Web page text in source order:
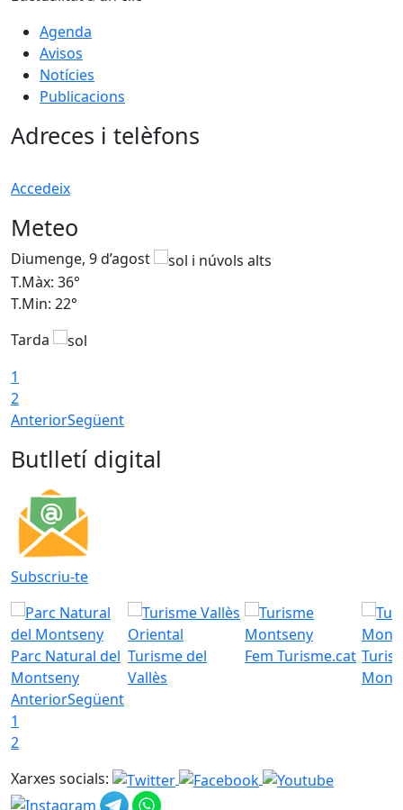
Agenda
Avisos
Notícies
Publicacions
Adreces i telèfons
Accedeix
Meteo
Diumenge, 9 d’agost
T.Màx: 36°
T.Min: 22°
Tarda
1
2
AnteriorSegüent
Butlletí digital
Subscriu-te
Parc Natural del
Montseny
Turisme del
Vallès
Fem Turisme.cat
AnteriorSegüent
1
2
Xarxes socials: